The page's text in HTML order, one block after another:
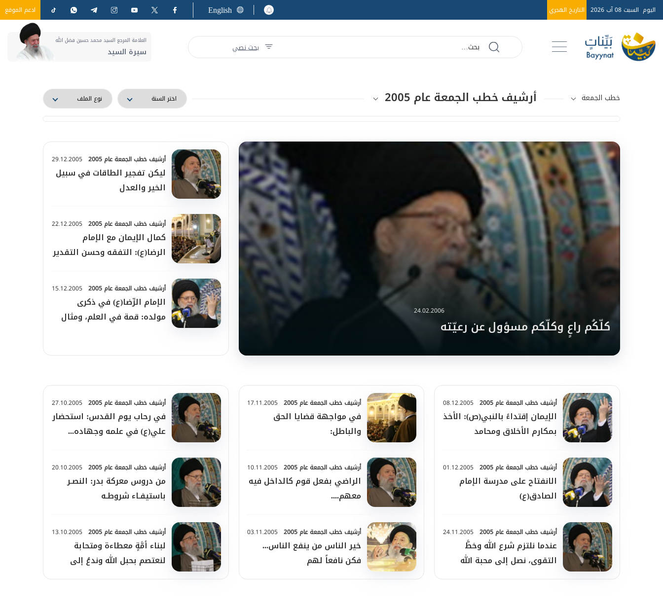
اليوم السبت 08 آب 2026 التاريخ الهجري English ادعم الموقع
بحث نصي
العلامة المرجع السيد محمد حسين فضل الله
سيرة السيد
خطب الجمعة أرشيف خطب الجمعة عام 2005
24.02.2006
كلّكُم راعٍ وكلّكم مسؤول عن رعيّته
أرشيف خطب الجمعة عام 2005 29.12.2005
ليكن تفجير الطاقات في سبيل
الخير والعدل
أرشيف خطب الجمعة عام 2005 22.12.2005
كمال الإيمان مع الإمام
الرضا(ع): التفقه وحسن التقدير
أرشيف خطب الجمعة عام 2005 15.12.2005
الإمام الرِّضا(ع) في ذكرى
مولده: قمة في العلم، ومثال
أرشيف خطب الجمعة عام 2005 08.12.2005
الإيمان إقتداءً بالنبي(ص): الأخذ
بمكارم الأخلاق ومحامد
أرشيف خطب الجمعة عام 2005 01.12.2005
الانفتاح على مدرسة الإمام
الصادق(ع)
أرشيف خطب الجمعة عام 2005 24.11.2005
عندما نلتزم شرع الله وخطَّ
التقوى، نصل إلى محبة الله
ومواقع رضوانه...
أرشيف خطب الجمعة عام 2005 17.11.2005
في مواجهة قضايا الحق
والباطل:
أرشيف خطب الجمعة عام 2005 10.11.2005
الراضي بفعل قوم كالداخل فيه
معهم....
أرشيف خطب الجمعة عام 2005 03.11.2005
خير الناس من ينفع الناس...
فكن نافعاً لهم
أرشيف خطب الجمعة عام 2005 27.10.2005
في رحاب يوم القدس: استحضار
علي(ع) في علمه وجهاده...
أرشيف خطب الجمعة عام 2005 20.10.2005
من دروس معركة بدر: النصـر
باستيفـاء شروطـه
أرشيف خطب الجمعة عام 2005 13.10.2005
لبناء أمَّةٍ معطاءة ومتحابة
لنعتصم بحبل الله وندعُ إلى
الخير...